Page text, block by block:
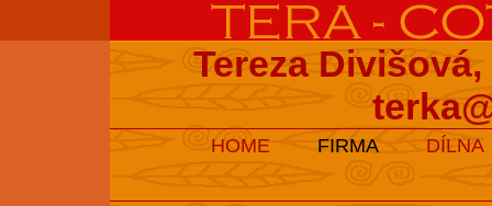
Tereza
HOME FIRMA DÍLNA